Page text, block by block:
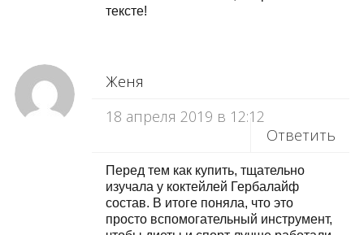
тексте!
Женя
18 апреля 2019 в 12:12
Ответить
Перед тем как купить, тщательно
изучала у коктейлей Гербалайф
состав. В итоге поняла, что это
просто вспомогательный инструмент,